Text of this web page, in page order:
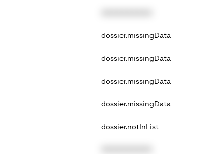
dossier.missingData
dossier.missingData
dossier.missingData
dossier.missingData
dossier.notInList